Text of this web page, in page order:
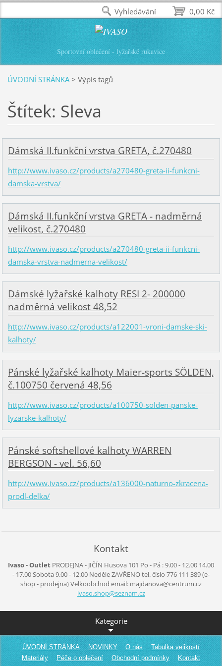
Sportovní oblečení - lyžařské rukavice
ÚVODNÍ STRÁNKA > Výpis tagů
Štítek: Sleva
Dámská II.funkční vrstva GRETA, č.270480
http://www.ivaso.cz/products/a270480-greta-ii-funkcni-
damska-vrstva/
Dámská II.funkční vrstva GRETA - nadměrná
velikost, č.270480
http://www.ivaso.cz/products/a270480-greta-ii-funkcni-
damska-vrstva-nadmerna-velikost/
Dámské lyžařské kalhoty RESI 2- 200000
nadměrná velikost 48,52
http://www.ivaso.cz/products/a122001-vroni-damske-ski-
kalhoty/
Pánské lyžařské kalhoty Maier-sports SÖLDEN,
č.100750 červená 48,56
http://www.ivaso.cz/products/a100750-solden-panske-
lyzarske-kalhoty/
Pánské softshellové kalhoty WARREN
BERGSON - vel. 56,60
http://www.ivaso.cz/products/a136000-naturno-zkracena-
prodl-delka/
Kontakt
Ivaso - Outlet PRODEJNA - JIČÍN Husova 101 Po - Pá :9.00 - 12.00 14.00
- 17.00Sobota 9.00 - 12.00 NeděleZAVŘENOtel. číslo 776 111 389(e-
shop - prodejna)Velkoobchod email: majdanova@centrum.cz
ivaso.shop@seznam.cz
Kategorie
ÚVODNÍ STRÁNKA NOVINKY O nás
Tabulka velikostí
Materiály
Péče o oblečení Obchodní podmínky
Kontakt
0,00 Kč
Vyhledávání